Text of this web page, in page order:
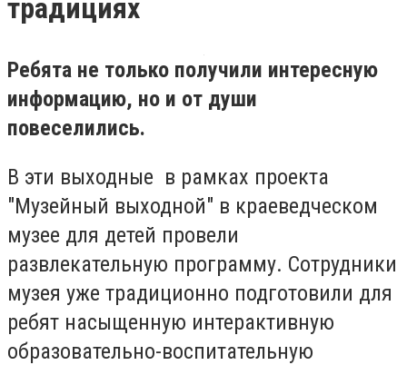
традициях
Ребята не только получили интересную
информацию, но и от души
повеселились.
В эти выходные в рамках проекта
"Музейный выходной" в краеведческом
музее для детей провели
развлекательную программу. Сотрудники
музея уже традиционно подготовили для
ребят насыщенную интерактивную
образовательно-воспитательную